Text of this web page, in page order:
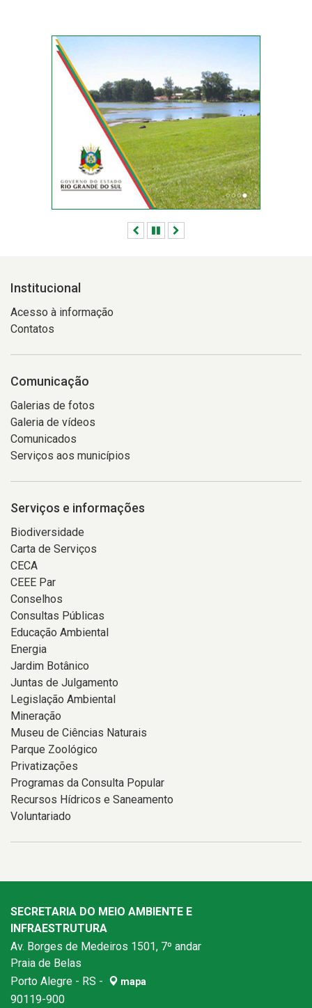
sequência
AnteriorPausar
Institucional
Acesso à informação
Contatos
Comunicação
Galerias de fotos
Galeria de vídeos
Comunicados
Serviços aos municípios
Serviços e informações
Biodiversidade
Carta de Serviços
CECA
CEEE Par
Conselhos
Consultas Públicas
Educação Ambiental
Energia
Jardim Botânico
Juntas de Julgamento
Legislação Ambiental
Mineração
Museu de Ciências Naturais
Parque Zoológico
Privatizações
Programas da Consulta Popular
Recursos Hídricos e Saneamento
Voluntariado
SECRETARIA DO MEIO AMBIENTE E
INFRAESTRUTURA
Av. Borges de Medeiros 1501, 7º andar
Praia de Belas
Porto Alegre - RS -
mapa
90119-900